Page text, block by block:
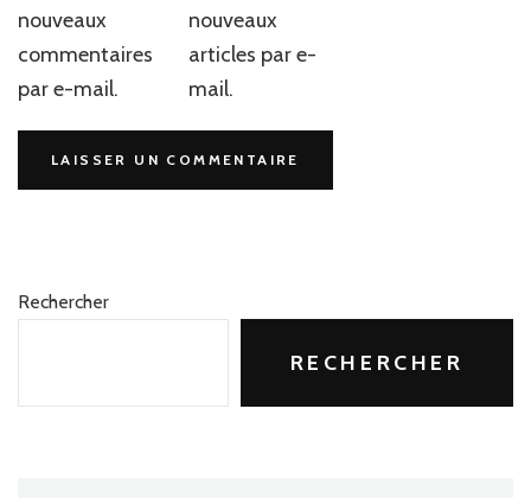
nouveaux
commentaires
par e-mail.
nouveaux
articles par e-
mail.
Rechercher
RECHERCHER